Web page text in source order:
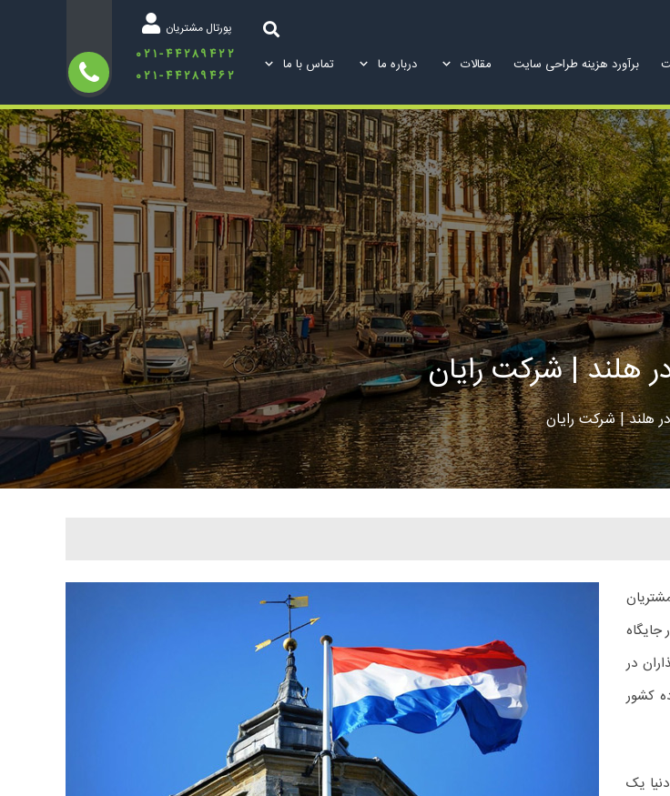
پورتال مشتریان
۰۲۱-۴۴۲۸۹۴۲۲
۰۲۱-۴۴۲۸۹۴۶۲
برآورد هزینه طراحی سایت مقالات درباره ما تماس با ما
| شرکت رایان
هلند | شرکت رایان
جایگاه
در
کشور
یک